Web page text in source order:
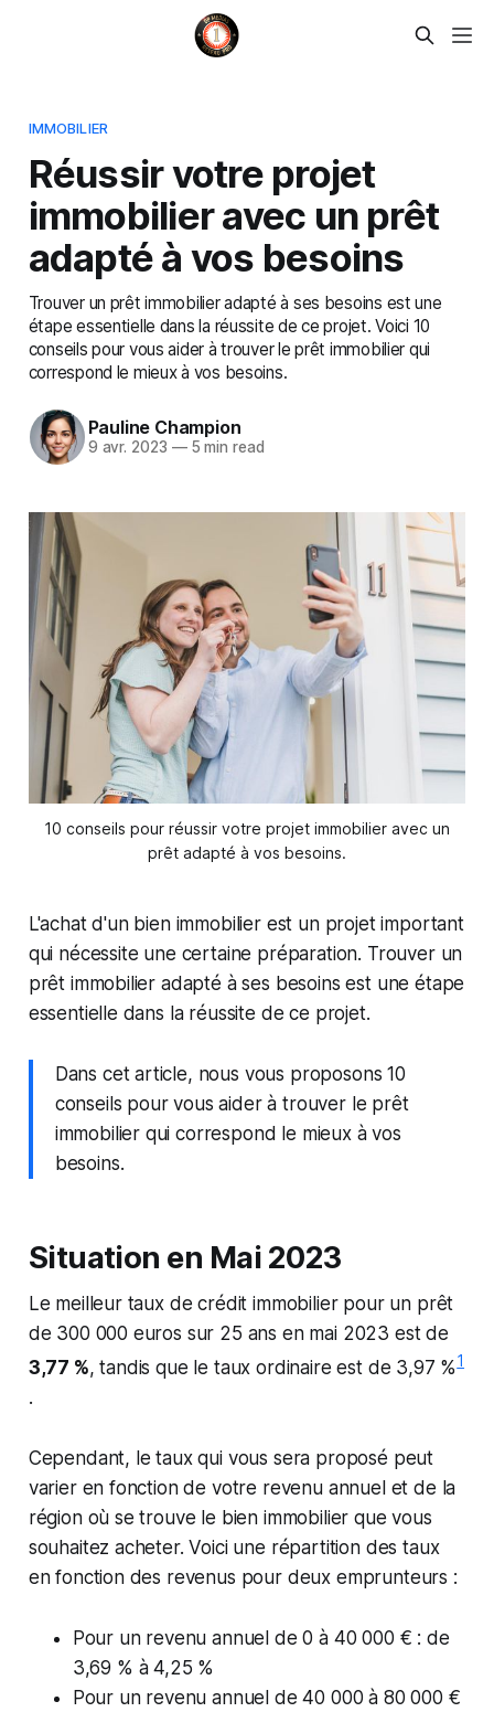
IMMOBILIER
Réussir votre projet
immobilier avec un prêt
adapté à vos besoins
Trouver un prêt immobilier adapté à ses besoins est une
étape essentielle dans la réussite de ce projet. Voici 10
conseils pour vous aider à trouver le prêt immobilier qui
correspond le mieux à vos besoins.
Pauline Champion
9 avr. 2023 —5 min read
10 conseils pour réussir votre projet immobilier avec un
prêt adapté à vos besoins.
L'achat d'un bien immobilier est un projet important
qui nécessite une certaine préparation. Trouver un
prêt immobilier adapté à ses besoins est une étape
essentielle dans la réussite de ce projet.
Dans cet article, nous vous proposons 10
conseils pour vous aider à trouver le prêt
immobilier qui correspond le mieux à vos
besoins.
Situation en Mai 2023
Le meilleur taux de crédit immobilier pour un prêt
de 300 000 euros sur 25 ans en mai 2023 est de
3,77 %, tandis que le taux ordinaire est de 3,97 %​1
.
Cependant, le taux qui vous sera proposé peut
varier en fonction de votre revenu annuel et de la
région où se trouve le bien immobilier que vous
souhaitez acheter. Voici une répartition des taux
en fonction des revenus pour deux emprunteurs :
Pour un revenu annuel de 0 à 40 000 € : de
3,69 % à 4,25 %
Pour un revenu annuel de 40 000 à 80 000 €